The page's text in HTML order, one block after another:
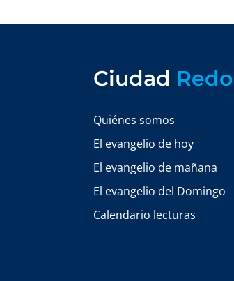
Ciudad
Quiénes somos
El evangelio de hoy
El evangelio de mañana
El evangelio del Domingo
Calendario lecturas